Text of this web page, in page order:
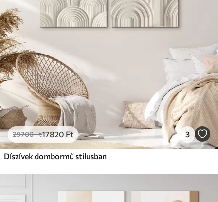
29700Ft17820 Ft 3
Díszívek dombormű stílusban